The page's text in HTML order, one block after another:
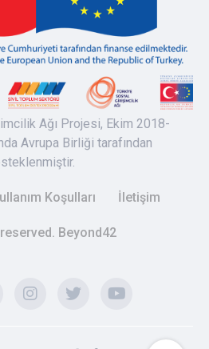
Ağı Projesi, Ekim 2018-
Avrupa Birliği tarafından
Koşulları İletişim
Beyond42